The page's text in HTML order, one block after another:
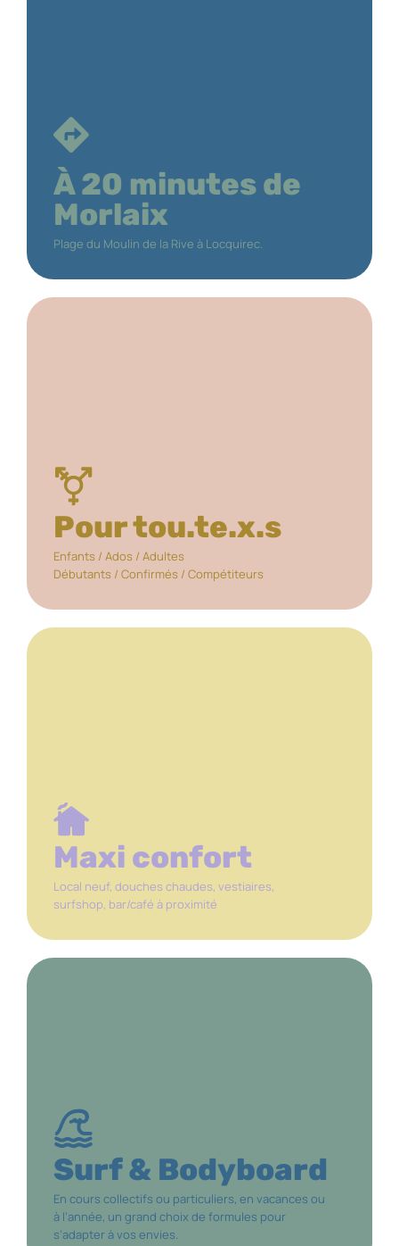
À 20 minutes de
Morlaix
Plage du Moulin de la Rive à Locquirec.
Pour tou.te.x.s
Enfants / Ados / Adultes
Débutants / Confirmés / Compétiteurs
Maxi confort
Local neuf, douches chaudes, vestiaires,
surfshop, bar/café à proximité
Surf & Bodyboard
En cours collectifs ou particuliers, en vacances ou
à l’année, un grand choix de formules pour
s’adapter à vos envies.